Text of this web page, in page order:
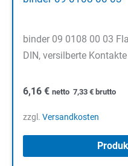
binder 09 0108 00 03
DIN, versilberte Kontakte
6,16 € netto 7,33 € brutto
zzgl. Versandkosten